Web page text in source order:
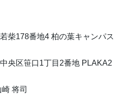
柴178番地4 柏の葉キャンパス
央区笹口1丁目2番地 PLAKA2
将司